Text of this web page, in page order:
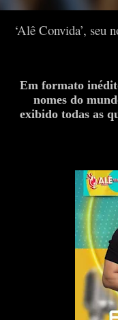
‘Alê Convida’, seu
Em formato
nomes do
exibido todas as